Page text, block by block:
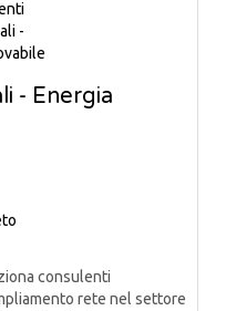
- Energia
consulenti
rete nel settore